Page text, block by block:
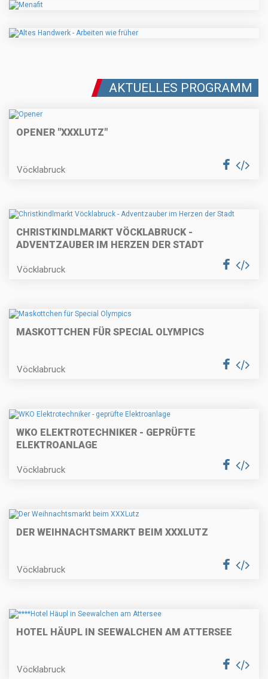
AKTUELLES PROGRAMM
OPENER "XXXLUTZ"
Vöcklabruck
CHRISTKINDLMARKT VÖCKLABRUCK -
ADVENTZAUBER IM HERZEN DER STADT
Vöcklabruck
MASKOTTCHEN FÜR SPECIAL OLYMPICS
Vöcklabruck
WKO ELEKTROTECHNIKER - GEPRÜFTE
ELEKTROANLAGE
Vöcklabruck
DER WEIHNACHTSMARKT BEIM XXXLUTZ
Vöcklabruck
HOTEL HÄUPL IN SEEWALCHEN AM ATTERSEE
Vöcklabruck